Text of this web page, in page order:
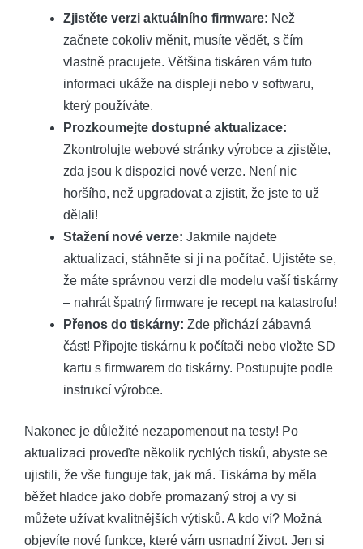
Zjistěte verzi aktuálního firmware: Než
začnete cokoliv měnit, musíte vědět, s čím
vlastně pracujete. Většina tiskáren vám tuto
informaci ukáže na displeji nebo v softwaru,
který používáte.
Prozkoumejte dostupné aktualizace:
Zkontrolujte webové stránky výrobce a zjistěte,
zda jsou k dispozici nové verze. Není nic
horšího, než upgradovat a zjistit, že jste to už
dělali!
Stažení nové verze: Jakmile najdete
aktualizaci, stáhněte si ji na počítač. Ujistěte se,
že máte správnou verzi dle modelu vaší tiskárny
– nahrát špatný firmware je recept na katastrofu!
Přenos do tiskárny: Zde přichází zábavná
část! Připojte tiskárnu k počítači nebo vložte SD
kartu s firmwarem do tiskárny. Postupujte podle
instrukcí výrobce.
Nakonec je důležité nezapomenout na testy! Po
aktualizaci proveďte několik rychlých tisků, abyste se
ujistili, že vše funguje tak, jak má. Tiskárna by měla
běžet hladce jako dobře promazaný stroj a vy si
můžete užívat kvalitnějších výtisků. A kdo ví? Možná
objevíte nové funkce, které vám usnadní život. Jen si